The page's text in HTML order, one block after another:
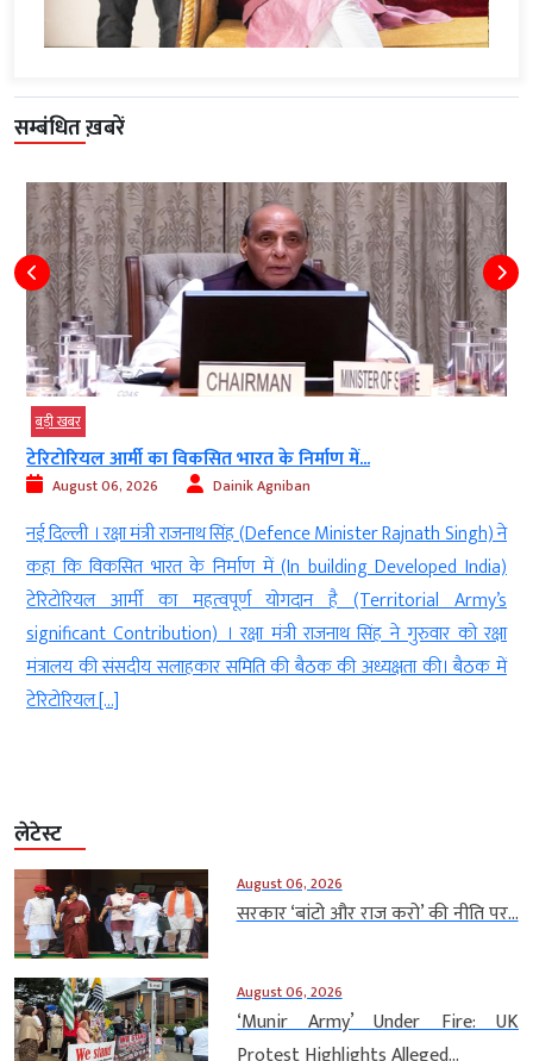
सम्बंधित ख़बरें
बड़ी खबर
टेरिटोरियल आर्मी का विकसित भारत के निर्माण में...
August 06, 2026 Dainik Agniban
नई दिल्ली । रक्षा मंत्री राजनाथ सिंह (Defence Minister Rajnath Singh) ने
कहा कि विकसित भारत के निर्माण में (In building Developed India)
टेरिटोरियल आर्मी का महत्वपूर्ण योगदान है (Territorial Army’s
significant Contribution) । रक्षा मंत्री राजनाथ सिंह ने गुरुवार को रक्षा
मंत्रालय की संसदीय सलाहकार समिति की बैठक की अध्यक्षता की। बैठक में
टेरिटोरियल […]
लेटेस्ट
August 06, 2026
सरकार ‘बांटो और राज करो’ की नीति पर...
August 06, 2026
‘Munir Army’ Under Fire: UK